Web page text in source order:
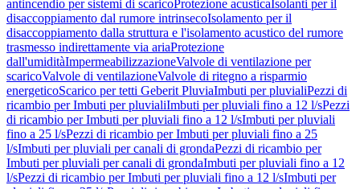
antincendio per sistemi di scaricoProtezione acusticaIsolanti per il
disaccoppiamento dal rumore intrinsecoIsolamento per il
disaccoppiamento dalla struttura e l'isolamento acustico del rumore
trasmesso indirettamente via ariaProtezione
dall'umiditàImpermeabilizzazioneValvole di ventilazione per
scaricoValvole di ventilazioneValvole di ritegno a risparmio
energeticoScarico per tetti Geberit PluviaImbuti per pluvialiPezzi di
ricambio per Imbuti per pluvialiImbuti per pluviali fino a 12 l/sPezzi
di ricambio per Imbuti per pluviali fino a 12 l/sImbuti per pluviali
fino a 25 l/sPezzi di ricambio per Imbuti per pluviali fino a 25
l/sImbuti per pluviali per canali di grondaPezzi di ricambio per
Imbuti per pluviali per canali di grondaImbuti per pluviali fino a 12
l/sPezzi di ricambio per Imbuti per pluviali fino a 12 l/sImbuti per